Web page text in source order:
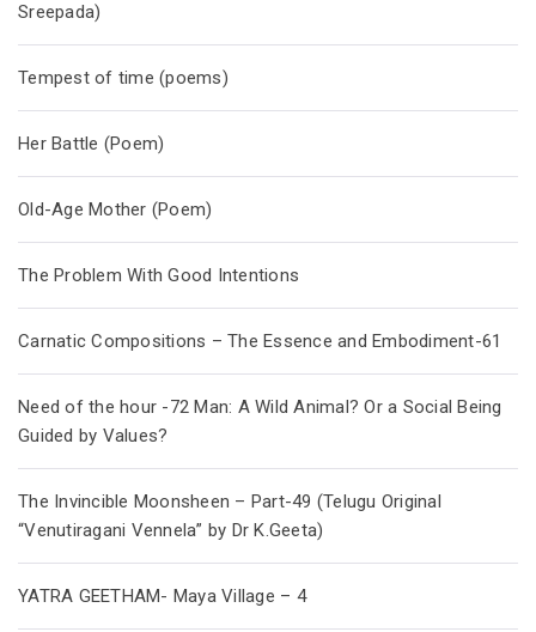
Sreepada)
Tempest of time (poems)
Her Battle (Poem)
Old-Age Mother (Poem)
The Problem With Good Intentions
Carnatic Compositions – The Essence and Embodiment-61
Need of the hour -72 Man: A Wild Animal? Or a Social Being
Guided by Values?
The Invincible Moonsheen – Part-49 (Telugu Original
“Venutiragani Vennela” by Dr K.Geeta)
YATRA GEETHAM- Maya Village – 4